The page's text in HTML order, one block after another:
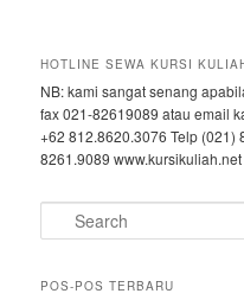
HOTLINE SEWA KURSI
NB: kami sangat senang
fax 021-82619089 atau email
+62 812.8620.3076 Telp (021)
8261.9089 www.kursikuliah.net
Search
POS-POS TERBARU